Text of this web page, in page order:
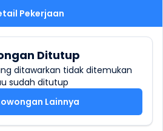
Pekerjaan
Ditutup
ditawarkan tidak ditemukan
sudah ditutup
Lainnya